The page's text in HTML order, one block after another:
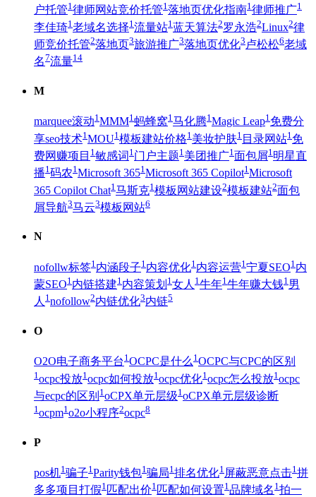
户托管1律师网站竞价托管1落地页优化指南1律师推广1
李佳琦1 老域名选择1 流量站1 蓝天算法2罗永浩2Linux2律
师竞价托管2落地页3旅游推广3落地页优化3 卢松松6老域
名7流量14
M
marquee滚动1 MMM1 蚂蜂窝1 马化腾1 Magic Leap1 免费分
享seo技术1 MOU1 模板建站价格1 美妆护肤1 目录网站1 免
费网赚项目 1 敏感词 1 门户主题1 美团推广1 面包屑1 明星直
播1 码农1 Microsoft 3651 Microsoft 365 Copilot1 Microsoft
365 Copilot Chat1 马斯克1 模板网站建设2模板建站2面包
屑导航3马云3模板网站6
N
nofollw标签1 内涵段子1 内容优化1 内容运营1 宁夏SEO1 内
蒙SEO1 内链搭建1 内容策划 1 女人 1 牛年1 牛年赚大钱1 男
人 1nofollow2内链优化3内链5
O
O2O电子商务平台 1 OCPC是什么 1 OCPC与CPC的区别
1 ocpc投放1 ocpc如何投放1 ocpc优化1 ocpc怎么投放1 ocpc
与ecpc的区别 1 oCPX单元层级1 oCPX单元层级诊断
1 ocpm1 o2o小程序2ocpc8
P
pos机1 骗子1 Parity钱包1 骗局1 排名优化1 屏蔽恶意点击1 拼
多多项目打假1 匹配出价1 匹配如何设置1品牌域名 1拍一